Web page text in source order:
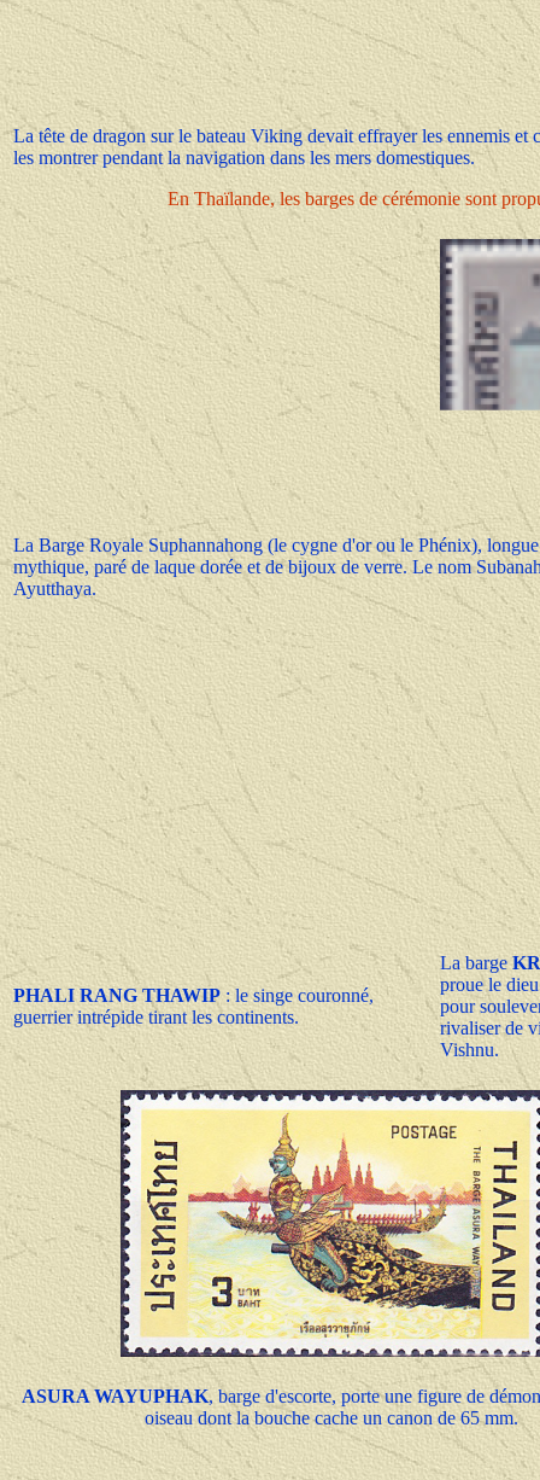
La tête de dragon sur le bateau Viking devait effrayer les ennemis et
les montrer pendant la navigation dans les mers domestiques.
En Thaïlande, les barges de cérémonie sont
La Barge Royale Suphannahong (le cygne d'or ou le Phénix),
mythique, paré de laque dorée et de bijoux de verre. Le nom
Ayutthaya.
PHALI RANG THAWIP : le singe couronné,
guerrier intrépide tirant les continents.
La barge
proue le
pour
rivaliser de
Vishnu.
ASURA WAYUPHAK, barge d'escorte, porte une figure de
oiseau dont la bouche cache un canon de 65 mm.